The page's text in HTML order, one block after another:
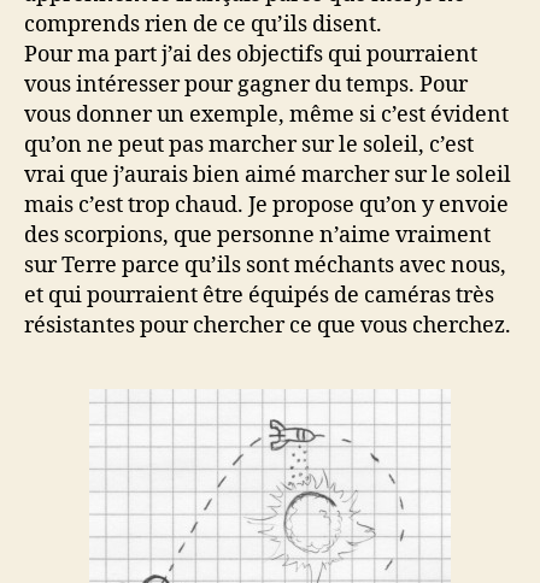
comprends rien de ce qu’ils disent.
Pour ma part j’ai des objectifs qui pourraient
vous intéresser pour gagner du temps. Pour
vous donner un exemple, même si c’est évident
qu’on ne peut pas marcher sur le soleil, c’est
vrai que j’aurais bien aimé marcher sur le soleil
mais c’est trop chaud. Je propose qu’on y envoie
des scorpions, que personne n’aime vraiment
sur Terre parce qu’ils sont méchants avec nous,
et qui pourraient être équipés de caméras très
résistantes pour chercher ce que vous cherchez.